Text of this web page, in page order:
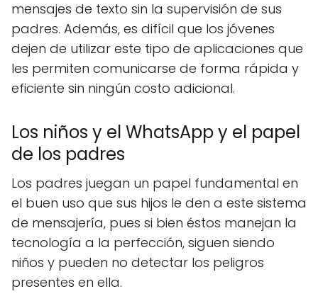
mensajes de texto sin la supervisión de sus
padres. Además, es difícil que los jóvenes
dejen de utilizar este tipo de aplicaciones que
les permiten comunicarse de forma rápida y
eficiente sin ningún costo adicional.
Los niños y el WhatsApp y el papel
de los padres
Los padres juegan un papel fundamental en
el buen uso que sus hijos le den a este sistema
de mensajería, pues si bien éstos manejan la
tecnología a la perfección, siguen siendo
niños y pueden no detectar los peligros
presentes en ella.